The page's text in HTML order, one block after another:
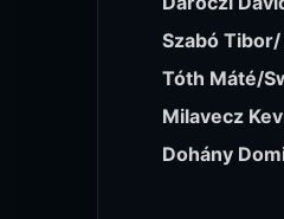
Szabó
Tóth Máté/
Milavecz
Dohány